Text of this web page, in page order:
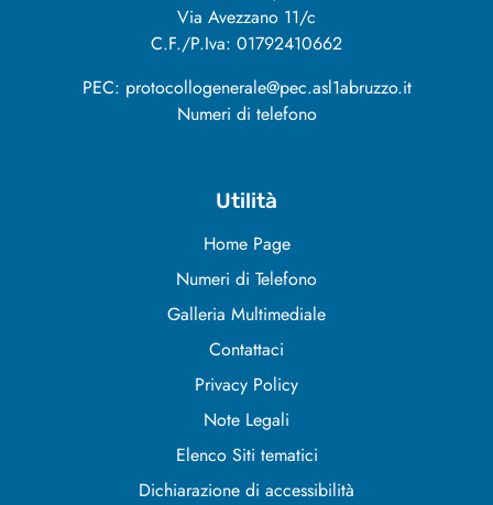
Via Avezzano 11/c
C.F./P.Iva: 01792410662
PEC: protocollogenerale@pec.asl1abruzzo.it
Numeri di telefono
Utilità
Home Page
Numeri di Telefono
Galleria Multimediale
Contattaci
Privacy Policy
Note Legali
Elenco Siti tematici
Dichiarazione di accessibilità